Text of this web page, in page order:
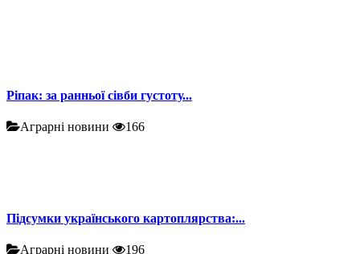
Ріпак: за ранньої сівби густоту...
Аграрні новини 166
Підсумки українського картоплярства:...
Аграрні новини 196